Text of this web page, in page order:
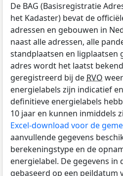
De BAG (Basisregistratie
het Kadaster) bevat de
adressen en gebouwen in
naast alle adressen, alle
standplaatsen en ligplaatsen
adres wordt het laatst
geregistreerd bij de RVO
energielabels zijn indicatief
definitieve energielabels
10 jaar en kunnen inmiddels
Excel-download voor de
aanvullende gegevens
berekeningstype en de
energielabel. De gegevens in
gebaseerd op een peildatum